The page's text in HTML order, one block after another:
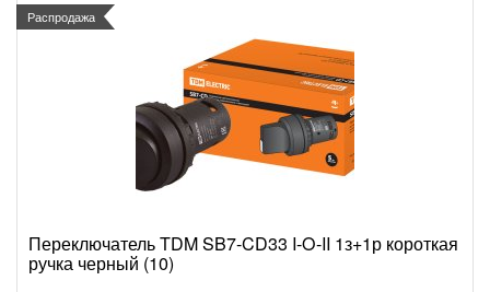
Распродажа
Переключатель TDM SB7-CD33 I-O-II 1з+1р короткая
ручка черный (10)